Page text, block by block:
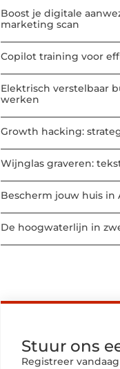
Boost je digitale
marketing scan
Copilot training voor
Elektrisch verstelbaar
werken
Growth hacking:
Wijnglas graveren:
Bescherm jouw huis in
De hoogwaterlijn in
Stuur ons
Registreer